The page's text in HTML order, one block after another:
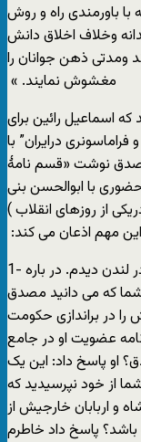
با باورمندی راه و روش
وخلاف اخلاق ‏دانش
ومدتی ذهن ‏جوانان را
مغشوش نمایند. » ‏
اسماعیل رائین برای
درایران” با
نوشت «قسم نامۀ
با ابوالحسن بنی
از روزهای انقلاب )
مهم اذعان ‏می ‏کند:
1- بنی صدر: بدین خاطر که من او(رائین) را در لندن دیدم. در باره
که می دانید مصدق
در براندازی حکومت
عضویت او در جامع
او پاسخ داد: این یک
از خود نپرسیدید که
و اربابان خارجیش از
باشد؟ پاسخ داد خاطرم